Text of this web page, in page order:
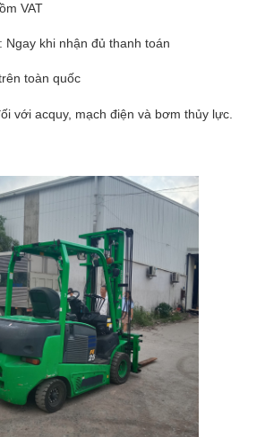
VAT
khi nhận đủ thanh toán
toàn quốc
với acquy, mạch điện và bơm thủy lực.